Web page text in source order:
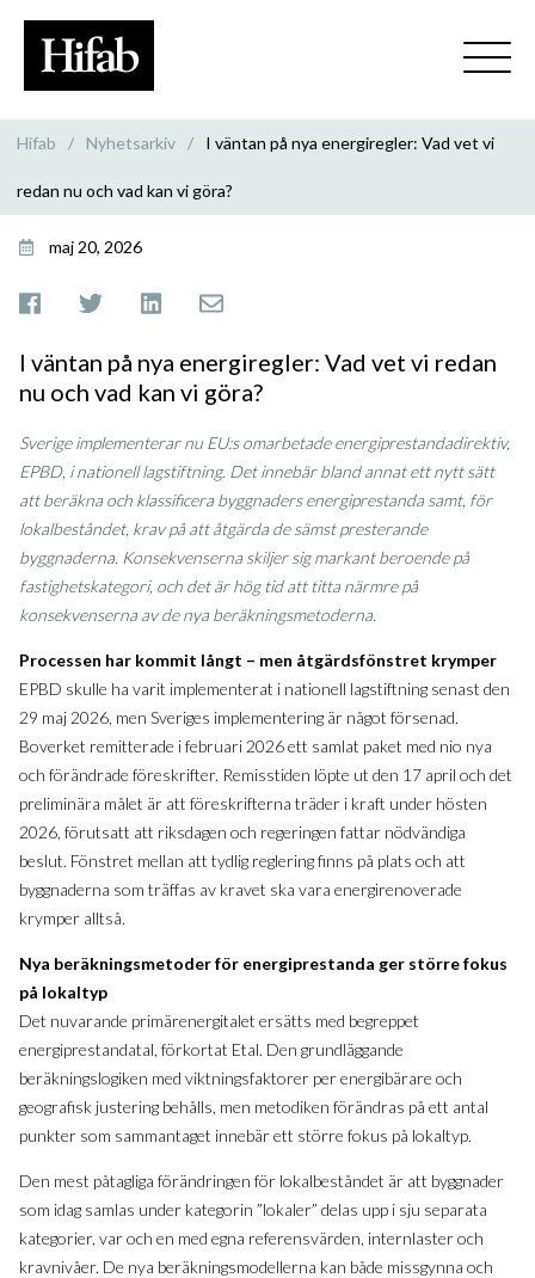
Hifab / Nyhetsarkiv / I väntan på nya energiregler: Vad vet vi
redan nu och vad kan vi göra?
maj 20, 2026
I väntan på nya energiregler: Vad vet vi redan
nu och vad kan vi göra?
Sverige implementerar nu EU:s omarbetade energiprestandadirektiv,
EPBD, i nationell lagstiftning. Det innebär bland annat ett nytt sätt
att beräkna och klassificera byggnaders energiprestanda samt, för
lokalbeståndet, krav på att åtgärda de sämst presterande
byggnaderna. Konsekvenserna skiljer sig markant beroende på
fastighetskategori, och det är hög tid att titta närmre på
konsekvenserna av de nya beräkningsmetoderna.
Processen har kommit långt – men åtgärdsfönstret krymper
EPBD skulle ha varit implementerat i nationell lagstiftning senast den
29 maj 2026, men Sveriges implementering är något försenad.
Boverket remitterade i februari 2026 ett samlat paket med nio nya
och förändrade föreskrifter. Remisstiden löpte ut den 17 april och det
preliminära målet är att föreskrifterna träder i kraft under hösten
2026, förutsatt att riksdagen och regeringen fattar nödvändiga
beslut. Fönstret mellan att tydlig reglering finns på plats och att
byggnaderna som träffas av kravet ska vara energirenoverade
krymper alltså.
Nya beräkningsmetoder för energiprestanda ger större fokus
på lokaltyp
Det nuvarande primärenergitalet ersätts med begreppet
energiprestandatal, förkortat Etal. Den grundläggande
beräkningslogiken med viktningsfaktorer per energibärare och
geografisk justering behålls, men metodiken förändras på ett antal
punkter som sammantaget innebär ett större fokus på lokaltyp.
Den mest påtagliga förändringen för lokalbeståndet är att byggnader
som idag samlas under kategorin ”lokaler” delas upp i sju separata
kategorier, var och en med egna referensvärden, internlaster och
kravnivåer. De nya beräkningsmodellerna kan både missgynna och